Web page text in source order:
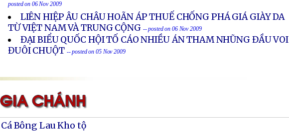
posted on 06 Nov 2009
LIÊN HIỆP ÂU CHÂU HOÃN ÁP THUẾ CHỐNG PHÁ GIÁ GIÀY DA
TỪ VIỆT NAM VÀ TRUNG CỘNG -- posted on 06 Nov 2009
ĐẠI BIỂU QUỐC HỘI TỐ CÁO NHIỀU ÁN THAM NHŨNG ĐẦU VOI
ĐUÔI CHUỘT -- posted on 05 Nov 2009
Cá Bông Lau Kho tộ